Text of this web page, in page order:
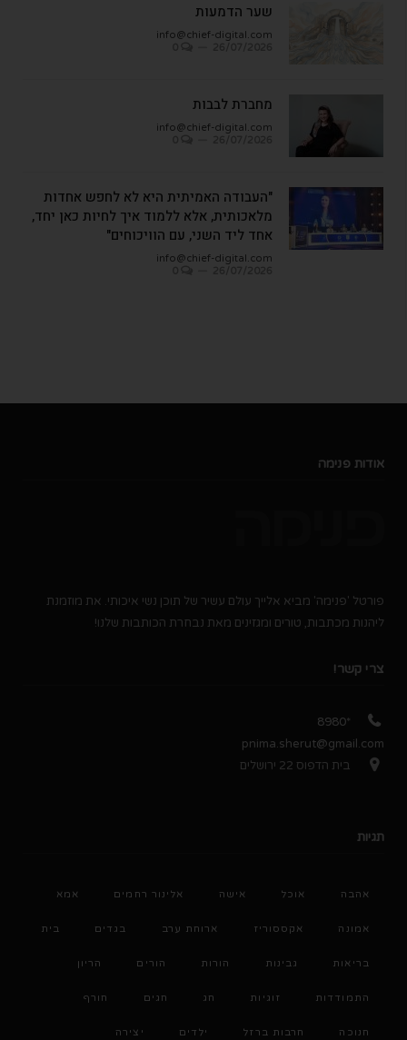
שער הדמעות
info@chief-digital.com
מחברת לבבות
info@chief-digital.com
"העבודה האמיתית היא לא לחפש אחדות
מלאכותית, אלא ללמוד איך לחיות כאן יחד,
אחד ליד השני, עם הוויכוחים"
info@chief-digital.com
אודות פנימה
פורטל 'פנימה' מביא אלייך עולם עשיר של תוכן נשי איכותי. את מוזמנת
ליהנות מכתבות, טורים ומגזינים מאת נבחרת הכותבות שלנו!
צרי קשר!
*8980
pnima.sherut@gmail.com
בית הדפוס 22 ירושלים
תגיות
אהבה אוכל אישה אלינור רחמים אמא
אמונה אקססוריז ארוחת ערב בגדים בית
בריאות גבינות הורות הורים הריון
התמודדות זוגיות חג חגים חורף
חנוכה חרבות ברזל ילדים יצירה